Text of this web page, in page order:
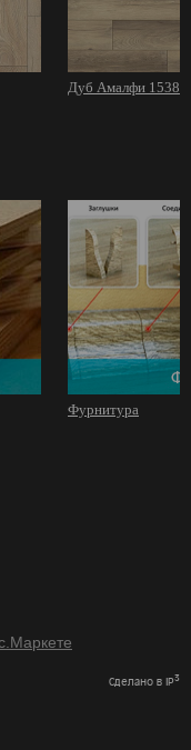
Дуб Амалфи 1538
Фурнитура
Сделано в IP3